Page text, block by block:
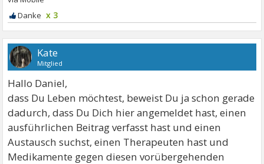
x 3
Kate
Mitglied
Hallo Daniel,
dass Du Leben möchtest, beweist Du ja schon gerade
dadurch, dass Du Dich hier angemeldet hast, einen
ausführlichen Beitrag verfasst hast und einen
Austausch suchst, einen Therapeuten hast und
Medikamente gegen diesen vorübergehenden